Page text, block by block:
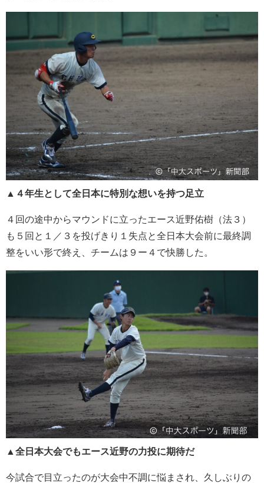
▲４年生として全日本に特別な想いを持つ足立
４回の途中からマウンドに立ったエース近野佑樹（法３）
も５回と１／３を投げきり１失点と全日本大会前に最終調
整をいい形で終え、チームは９ー４で快勝した。
▲全日本大会でもエース近野の力投に期待だ
今試合で目立ったのが大会中不調に悩まされ、久しぶりの